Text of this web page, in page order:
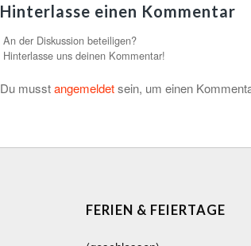
Hinterlasse einen Kommentar
An der Diskussion beteiligen?
Hinterlasse uns deinen Kommentar!
Du musstangemeldetsein, um einen
FERIEN & FEIERTAGE